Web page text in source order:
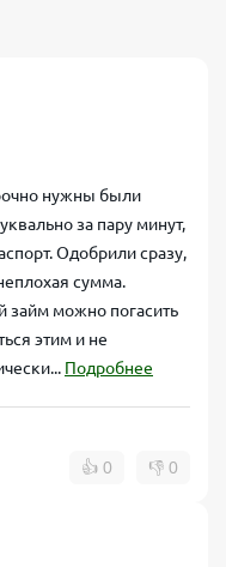
нужны были
за пару минут,
Одобрили сразу,
сумма.
займ можно погасить
этим и не
Подробнее
👍 0 👎 0